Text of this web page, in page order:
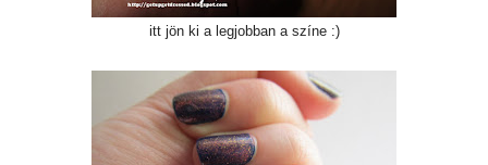
itt jön ki a legjobban a színe :)